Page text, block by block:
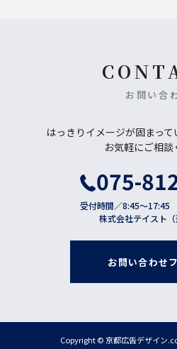
お問い合
はっきりイメージが固まっ
お気軽にご相談
075-
受付時間／8:45〜17:45
株式会社テイスト（
お問い合わせフ
Copyright © 京都広告デザイン